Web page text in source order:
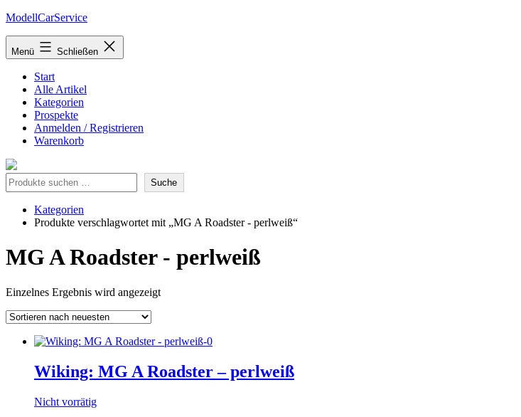
Zum
springen
ModellCarService
Menü Schließen
Start
Alle Artikel
Kategorien
Prospekte
Anmelden / Registrieren
Warenkorb
Suche Suche
Kategorien
Produkte verschlagwortet mit „MG A Roadster - perlweiß“
MG A Roadster - perlweiß
Einzelnes Ergebnis wird angezeigt
Wiking: MG A Roadster – perlweiß
Nicht vorrätig